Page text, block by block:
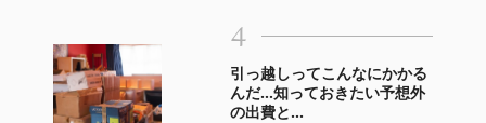
4
引っ越しってこんなにかかる
んだ…知っておきたい予想外
の出費と...